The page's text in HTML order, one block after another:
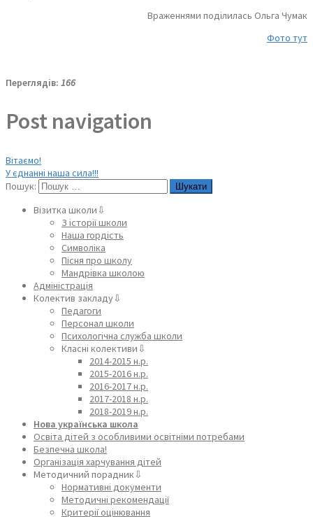
Враженнями поділилась Ольга Чумак
Фото тут
Переглядів: 166
Post navigation
Вітаємо!
У єднанні наша сила!!!
Пошук:
Візитка школи⇩
З історії школи
Наша гордість
Символіка
Пісня про школу
Мандрівка школою
Адміністрація
Колектив закладу⇩
Педагоги
Персонал школи
Психологічна служба школи
Класні колективи⇩
2014-2015 н.р.
2015-2016 н.р.
2016-2017 н.р.
2017-2018 н.р.
2018-2019 н.р.
Нова українська школа
Освіта дітей з особливими освітніми потребами
Безпечна школа!
Організація харчування дітей
Методичний порадник⇩
Нормативні документи
Методичні рекомендації
Критерії оцінювання